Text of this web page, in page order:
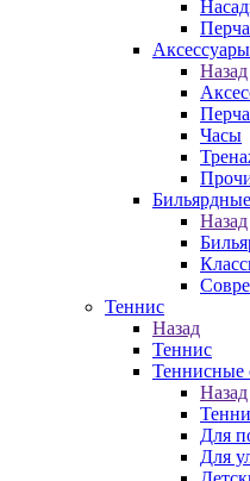
Назад
Часы
Назад
Теннис
Назад
Теннис
Теннисные
Назад
Для
Для